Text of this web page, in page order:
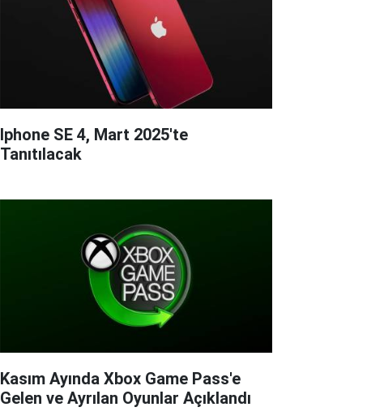
Iphone SE 4, Mart 2025'te
Tanıtılacak
Kasım Ayında Xbox Game Pass'e
Gelen ve Ayrılan Oyunlar Açıklandı